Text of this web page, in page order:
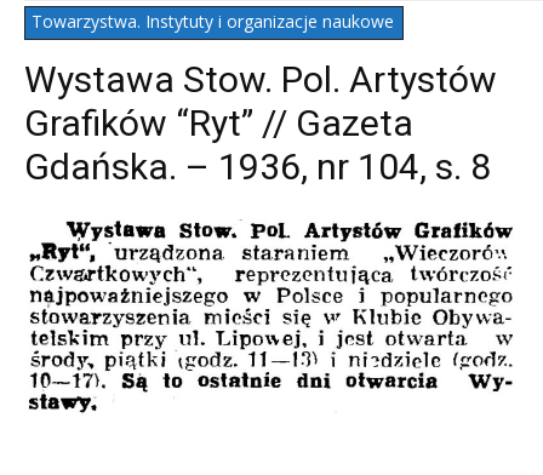
Towarzystwa. Instytuty i organizacje naukowe
Wystawa Stow. Pol. Artystów
Grafików “Ryt” // Gazeta
Gdańska. – 1936, nr 104, s. 8